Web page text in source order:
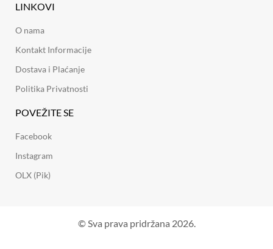
LINKOVI
O nama
Kontakt Informacije
Dostava i Plaćanje
Politika Privatnosti
POVEŽITE SE
Facebook
Instagram
OLX (Pik)
© Sva prava pridržana 2026.